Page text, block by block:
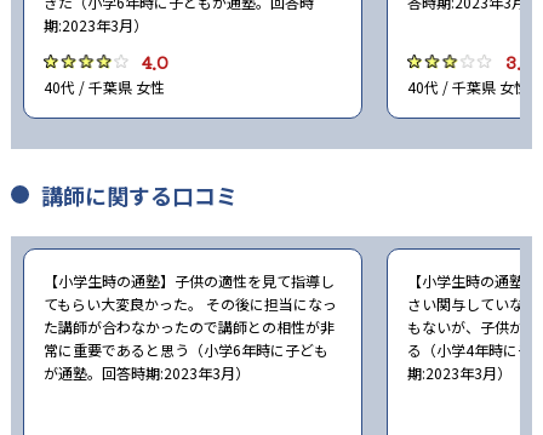
期:2023年3月）
4.0
40代 / 千葉県 女性
3.0
40代 / 千葉県 女性
講師に関する口コミ
【小学生時の通塾】子供の適性を見て指導し
てもらい大変良かった。 その後に担当になっ
た講師が合わなかったので講師との相性が非
常に重要であると思う（小学6年時に子ども
が通塾。回答時期:2023年3月）
【小学生時の通塾
さい関与していな
もないが、子供か
る（小学4年時に子
期:2023年3月）